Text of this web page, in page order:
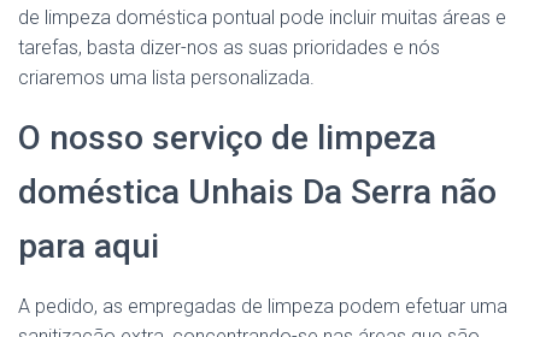
de limpeza doméstica pontual pode incluir muitas áreas e
tarefas, basta dizer-nos as suas prioridades e nós
criaremos uma lista personalizada.
O nosso serviço de limpeza
doméstica Unhais Da Serra não
para aqui
A pedido, as empregadas de limpeza podem efetuar uma